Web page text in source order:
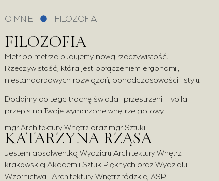
O MNIE FILOZOFIA
FILOZOFIA
Metr po metrze budujemy nową rzeczywistość.
Rzeczywistość, która jest połączeniem ergonomii,
niestandardowych rozwiązań, ponadczasowości i stylu.
Dodajmy do tego trochę światła i przestrzeni – voila –
przepis na Twoje wymarzone wnętrze gotowy.
mgr Architektury Wnętrz oraz mgr Sztuki
KATARZYNA RZĄSA
Jestem absolwentką Wydziału Architektury Wnętrz
krakowskiej Akademii Sztuk Pięknych oraz Wydziału
Wzornictwa i Architektury Wnętrz łódzkiej ASP.